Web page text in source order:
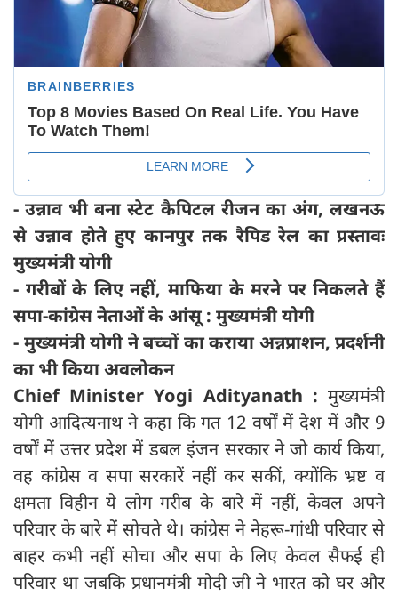
- उन्नाव भी बना स्टेट कैपिटल रीजन का अंग, लखनऊ
से उन्नाव होते हुए कानपुर तक रैपिड रेल का प्रस्तावः
मुख्यमंत्री योगी
- गरीबों के लिए नहीं, माफिया के मरने पर निकलते हैं
सपा-कांग्रेस नेताओं के आंसू : मुख्यमंत्री योगी
- मुख्यमंत्री योगी ने बच्चों का कराया अन्नप्राशन, प्रदर्शनी
का भी किया अवलोकन
Chief Minister Yogi Adityanath : मुख्यमंत्री
योगी आदित्यनाथ ने कहा कि गत 12 वर्षों में देश में और 9
वर्षों में उत्तर प्रदेश में डबल इंजन सरकार ने जो कार्य किया,
वह कांग्रेस व सपा सरकारें नहीं कर सकीं, क्योंकि भ्रष्ट व
क्षमता विहीन ये लोग गरीब के बारे में नहीं, केवल अपने
परिवार के बारे में सोचते थे। कांग्रेस ने नेहरू-गांधी परिवार से
बाहर कभी नहीं सोचा और सपा के लिए केवल सैफई ही
परिवार था जबकि प्रधानमंत्री मोदी जी ने भारत को घर और